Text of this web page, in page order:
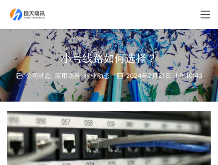
小号线路如何选择？
公司动态 应用场景,行业动态 2024年2月21日 上午10:43